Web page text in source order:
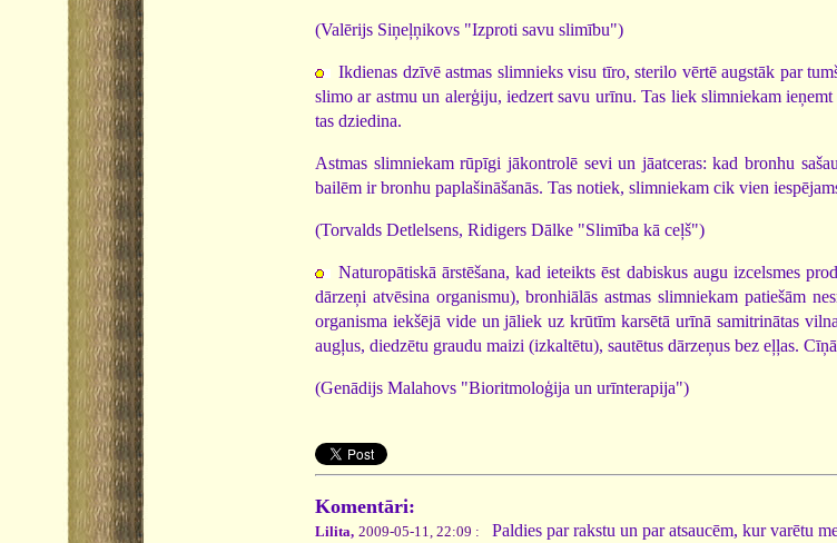
(Valērijs Siņeļņikovs "Izproti savu slimību")
Ikdienas dzīvē astmas slimnieks visu tīro, sterilo vērtē augstāk par
slimo ar astmu un alerģiju, iedzert savu urīnu. Tas liek slimnie­kam
tas dziedina.
Astmas slimniekam rūpīgi jākontrolē sevi un jāatceras: kad bronhu
bailēm ir bronhu paplašināšanās. Tas notiek, slimniekam cik vien
(Torvalds Detlelsens, Ridigers Dālke "Slimība kā ceļš")
Naturopātiskā ārstēšana, kad ieteikts ēst dabiskus augu izcelsmes
dārzeņi atvēsina organismu), bronhiālās astmas slimniekam patiešām
organisma iekšējā vide un jāliek uz krūtīm karsētā urīnā samitrinātas
augļus, diedzētu graudu maizi (izkaltētu), sautētus dārzeņus bez eļļas.
(Genādijs Malahovs "Bioritmoloģija un urīnterapija")
Komentāri:
Lilita, 2009-05-11, 22:09 :
Paldies par rakstu un par atsaucēm, kur varētu